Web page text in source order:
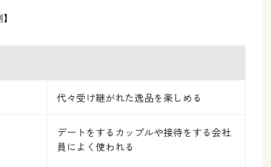
代々受け継がれた逸品を楽しめる
デートをするカップルや接待をする会社
員によく使われる